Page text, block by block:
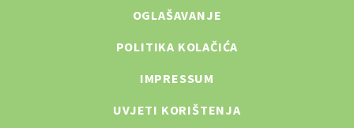
OGLAŠAVANJE
POLITIKA KOLAČIĆA
IMPRESSUM
UVJETI KORIŠTENJA